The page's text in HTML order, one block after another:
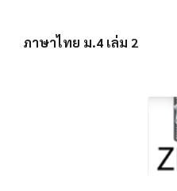
ภาษาไทย ม.4 เล่ม 2